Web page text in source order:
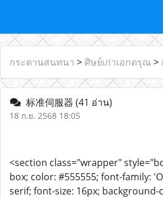
กระดานสนทนา > ศิษย์เก่าเอกดรุณ >
标准伺服器 (41 อ่าน)
18 ก.ย. 2568 18:05
<section class="wrapper"
box; color: #555555; font-family:
serif; font-size: 16px;